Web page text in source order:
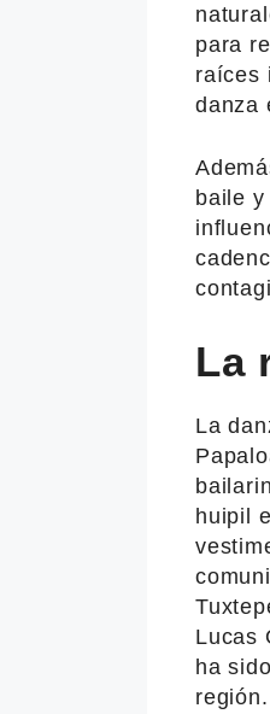
para
raíces
danza
baile
La
La
huipil
Lucas
ha
región.